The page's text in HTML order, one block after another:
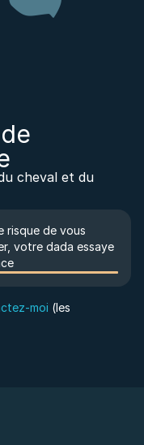
cheval et du
risque de vous
votre dada essaye
moi (les